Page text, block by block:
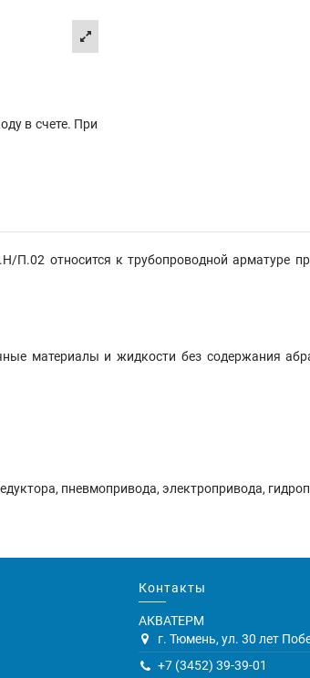
в счете. При
относится к трубопроводной арматуре
материалы и жидкости без содержания
пневмопривода, электропривода,
Контакты
АКВАТЕРМ
г. Тюмень, ул. 30 лет
+7 (3452) 39-39-01